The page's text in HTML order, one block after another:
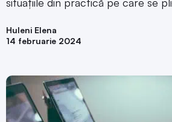
Huleni Elena
14 februarie 2024